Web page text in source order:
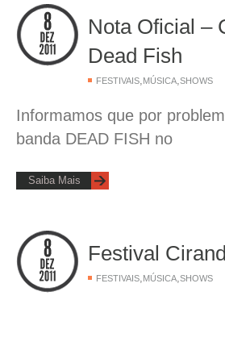
Nota Oficial –
Dead Fish
FESTIVAIS, MÚSICA,SHOWS
Informamos que por
banda DEAD FISH no
Saiba Mais
Festival
FESTIVAIS MÚSICA SHOWS